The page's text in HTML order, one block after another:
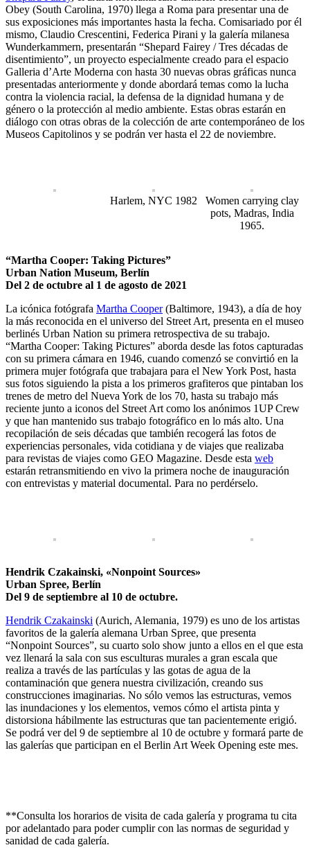
Obey (South Carolina, 1970) llega a Roma para presentar una de
sus exposiciones más importantes hasta la fecha. Comisariado por él
mismo, Claudio Crescentini, Federica Pirani y la galería milanesa
Wunderkammern, presentarán “Shepard Fairey / Tres décadas de
disentimiento”, un proyecto especialmente creado para el espacio
Galleria d’Arte Moderna con hasta 30 nuevas obras gráficas nunca
presentadas anteriormente y donde abordará temas como la lucha
contra la violencia racial, la defensa de la dignidad humana y de
género o la protección al medio ambiente. Estas obras estarán en
diálogo con otras obras de la colección de arte contemporáneo de los
Museos Capitolinos y se podrán ver hasta el 22 de noviembre.
Harlem, NYC 1982
Women carrying clay
pots, Madras, India
1965.
“Martha Cooper: Taking Pictures”
Urban Nation Museum, Berlín
Del 2 de octubre al 1 de agosto de 2021
La icónica fotógrafa Martha Cooper(Baltimore, 1943), a día de hoy
la más reconocida en el universo del Street Art, presenta en el museo
berlinés Urban Nation su primera retrospectiva de su trabajo.
“Martha Cooper: Taking Pictures” aborda desde las fotos capturadas
con su primera cámara en 1946, cuando comenzó se convirtió en la
primera mujer fotógrafa que trabajara para el New York Post, hasta
sus fotos siguiendo la pista a los primeros grafiteros que pintaban los
trenes de metro del Nueva York de los 70, hasta su trabajo más
reciente junto a iconos del Street Art como los anónimos 1UP Crew
y que han mantenido sus trabajo fotográfico en lo más alto. Una
recopilación de seis décadas que también recogerá las fotos de
experiencias personales, vida cotidiana y de viajes que realizaba
para revistas de viajes como GEO Magazine. Desde esta web
estarán retransmitiendo en vivo la primera noche de inauguración
con entrevistas y material documental. Para no perdérselo.
Hendrik Czakainski, «Nonpoint Sources»
Urban Spree, Berlín
Del 9 de septiembre al 10 de octubre.
Hendrik Czakainski (Aurich, Alemania, 1979) es uno de los artistas
favoritos de la galería alemana Urban Spree, que presenta
“Nonpoint Sources”, su cuarto solo show junto a ellos en el que esta
vez llenará la sala con sus esculturas murales a gran escala que
realiza a través de las partículas y las gotas de agua de la
contaminación que genera nuestra civilización, creando sus
construcciones imaginarias. No sólo vemos las estructuras, vemos
las inundaciones y los elementos, vemos cómo el artista pinta y
distorsiona hábilmente las estructuras que tan pacientemente erigió.
Se podrá ver del 9 de septiembre al 10 de octubre y formará parte de
las galerías que participan en el Berlin Art Week Opening este mes.
**Consulta los horarios de visita de cada galería y programa tu cita
por adelantado para poder cumplir con las normas de seguridad y
sanidad de cada galería.